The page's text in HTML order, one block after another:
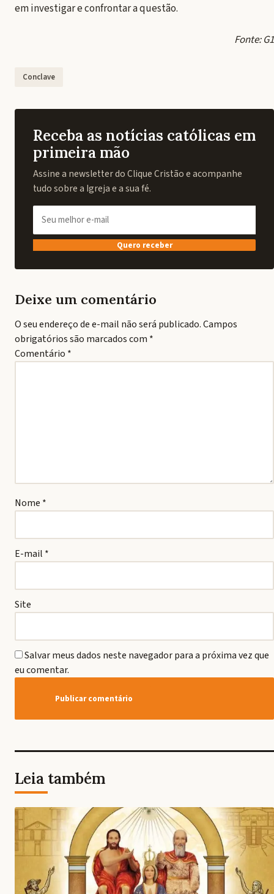
em investigar e confrontar a questão.
Fonte: G1
Conclave
Receba as notícias católicas em
primeira mão
Assine a newsletter do Clique Cristão e acompanhe
tudo sobre a Igreja e a sua fé.
Quero receber
Deixe um comentário
O seu endereço de e-mail não será publicado.Campos
obrigatórios são marcados com *
Comentário *
Nome *
E-mail *
Site
Salvar meus dados neste navegador para a próxima vez que
eu comentar.
Leia também